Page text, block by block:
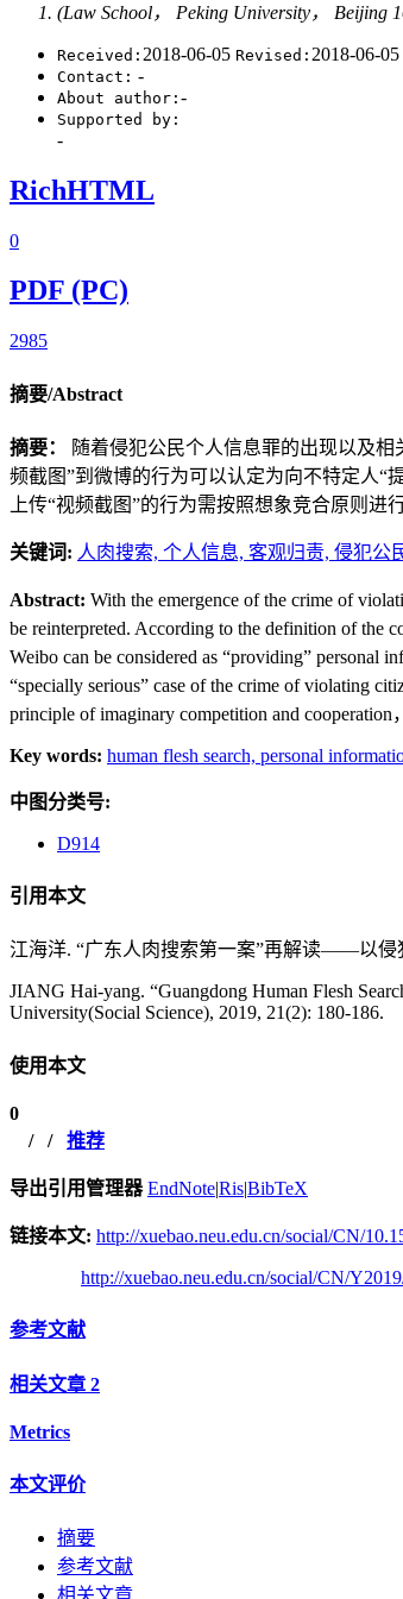
(Law School， Peking University， Beijing
Received: 2018-06-05 Revised: 2018-06-05
Contact: -
About author: -
Supported by:
-
RichHTML
0
PDF (PC)
2985
摘要/Abstract
摘要：
随着侵犯公民个人信息罪的出现以及
频截图”到微博的行为可以认定为向不特定人“
上传“视频截图”的行为需按照想象竞合原则进
关键词: 人肉搜索, 个人信息, 客观归责, 侵犯公
Abstract: With the emergence of the crime of
be reinterpreted. According to the definition of the
Weibo can be considered as “providing” personal
“specially serious” case of the crime of violating
principle of imaginary competition and cooperation
Key words: human flesh search, personal
中图分类号:
D914
引用本文
江海洋. “广东人肉搜索第一案”再解读——以侵
JIANG Hai-yang. “Guangdong Human Flesh
University(Social Science), 2019, 21(2): 180-186.
使用本文
0
/ / 推荐
导出引用管理器 EndNote|Ris|BibTeX
链接本文: http://xuebao.neu.edu.cn/social/CN/
http://xuebao.neu.edu.cn/social/CN/
参考文献
相关文章 2
Metrics
本文评价
摘要
参考文献